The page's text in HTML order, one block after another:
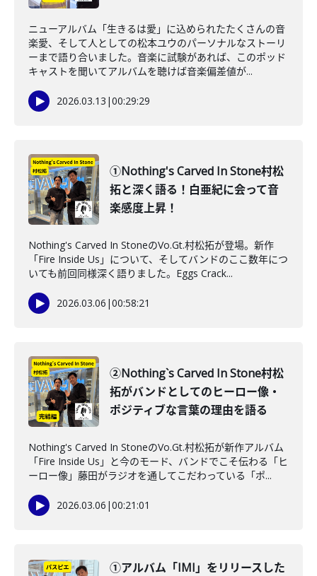
ニューアルバム「生きるは愛」に込められたたくさんの音
楽愛、そして人としての松本ユウのパーソナルなストーリ
ーまで語り合いました。音楽に試験があれば、このポッド
キャストを聞いてアルバムを聴けば音楽偏差値が...
2026.03.13 |00:29:29
①Nothing's Carved In Stone村松
拓と深く語る！白亜紀に会って音
楽感度上昇！
Nothing's Carved In StoneのVo.Gt.村松拓が登場。新作
「Fire Inside Us」について、そしてバンドのここ数年につ
いても前回同様深く語りました。Eggs Crack...
2026.03.06 |00:58:21
②Nothing`s Carved In Stone村松
拓がバンドとしてのヒーロー像・
ポジティブな言葉の理由を語る
Nothing's Carved In StoneのVo.Gt.村松拓が新作アルバム
「Fire Inside Us」と今のモード、バンドでこそ伝わる「ヒ
ーロー像」藤田がラジオを通してこだわっている「ポ...
2026.03.06 |00:21:01
①アルバム「IMI」をリリースした